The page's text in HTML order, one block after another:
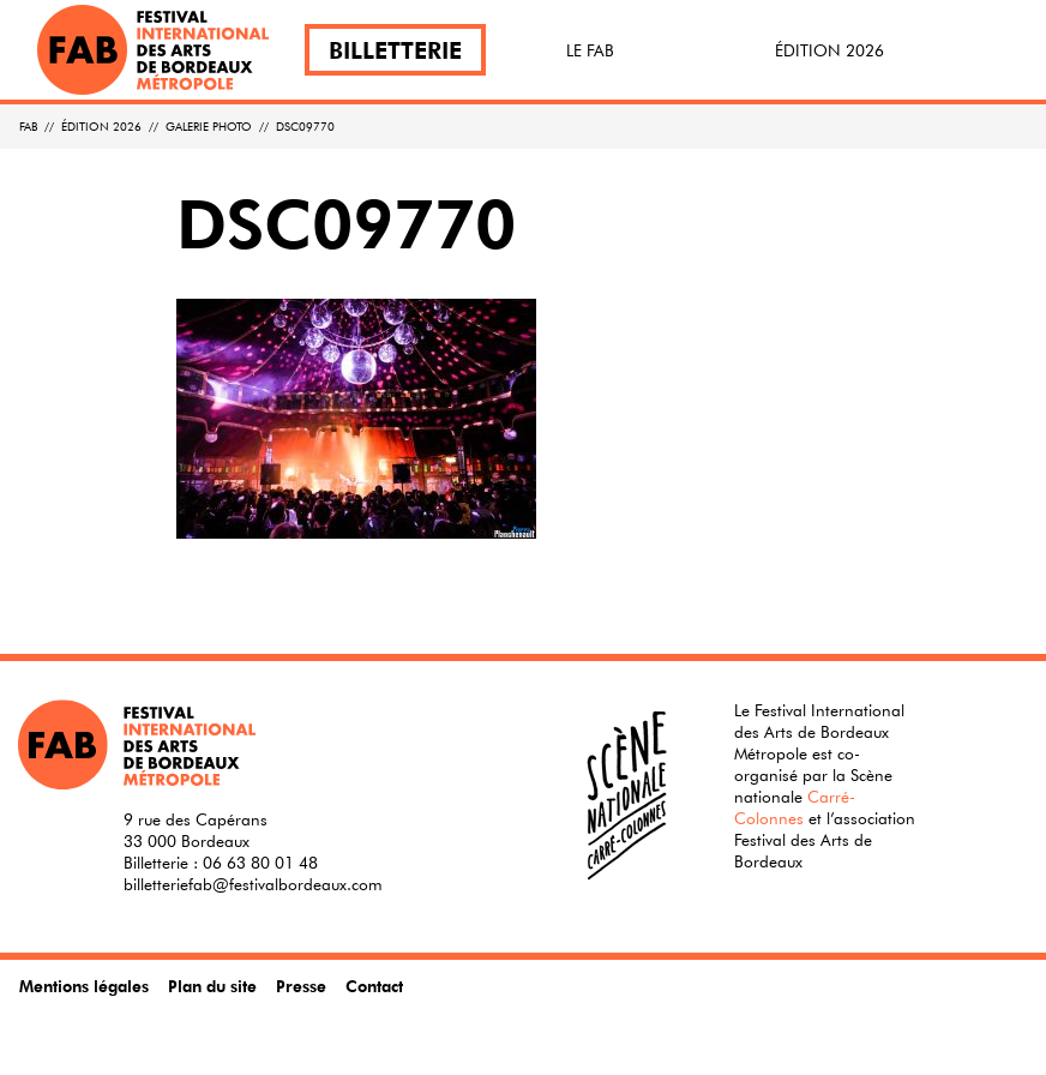
BILLETTERIE LE FAB ÉDITION 2026
FAB // ÉDITION 2026 // GALERIE PHOTO // DSC09770
DSC09770
9 rue des Capérans
33 000 Bordeaux
Billetterie : 06 63 80 01 48
billetteriefab@festivalbordeaux.com
Le Festival International
des Arts de Bordeaux
Métropole est co-
organisé par la Scène
nationaleCarré-
Colonnes et l’association
Festival des Arts de
Bordeaux
Mentions légales Plan du site Presse Contact